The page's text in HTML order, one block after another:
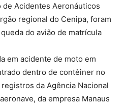
de Acidentes Aeronáuticos
regional do Cenipa, foram
do avião de matrícula
em acidente de moto em
dentro de contêiner no
da Agência Nacional
da empresa Manaus